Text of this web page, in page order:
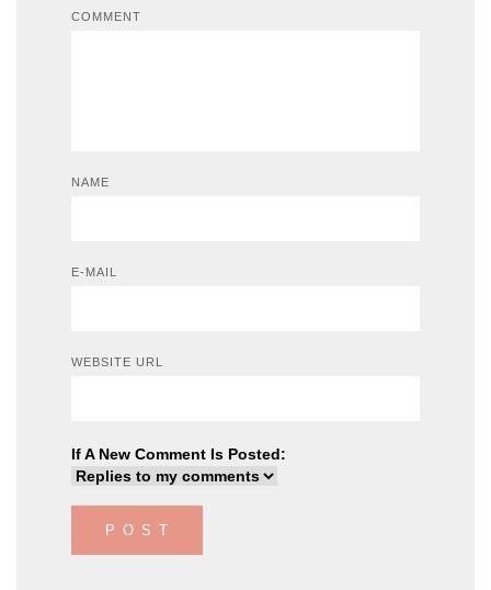
COMMENT
NAME
E-MAIL
WEBSITE URL
If A New Comment Is Posted: